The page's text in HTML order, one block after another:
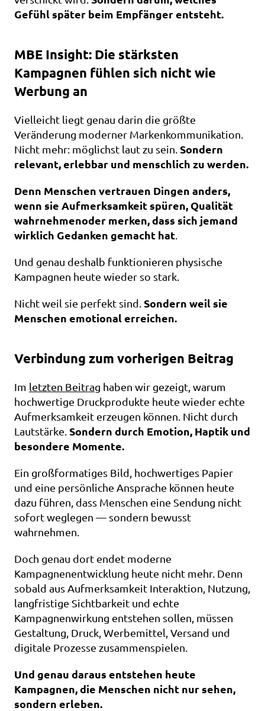
Gefühl später beim Empfänger entsteht.
MBE Insight: Die stärksten
Kampagnen fühlen sich nicht wie
Werbung an
Vielleicht liegt genau darin die größte
Veränderung moderner Markenkommunikation.
Nicht mehr: möglichst laut zu sein. Sondern
relevant, erlebbar und menschlich zu werden.
Denn Menschen vertrauen Dingen anders,
wenn sie Aufmerksamkeit spüren, Qualität
wahrnehmenoder merken, dass sich jemand
wirklich Gedanken gemacht hat
Und genau deshalb funktionieren physische
Kampagnen heute wieder so stark.
Nicht weil sie perfekt sind. Sondern weil sie
Menschen emotional erreichen.
Verbindung zum vorherigen Beitrag
Im letzten Beitrag haben wir gezeigt, warum
hochwertige Druckprodukte heute wieder echte
Aufmerksamkeit erzeugen können. Nicht durch
Lautstärke. Sondern durch Emotion, Haptik und
besondere Momente.
Ein großformatiges Bild, hochwertiges Papier
und eine persönliche Ansprache können heute
dazu führen, dass Menschen eine Sendung nicht
sofort weglegen — sondern bewusst
wahrnehmen.
Doch genau dort endet moderne
Kampagnenentwicklung heute nicht mehr. Denn
sobald aus Aufmerksamkeit Interaktion, Nutzung,
langfristige Sichtbarkeit und echte
Kampagnenwirkung entstehen sollen, müssen
Gestaltung, Druck, Werbemittel, Versand und
digitale Prozesse zusammenspielen.
Und genau daraus entstehen heute
Kampagnen, die Menschen nicht nur sehen,
sondern erleben.